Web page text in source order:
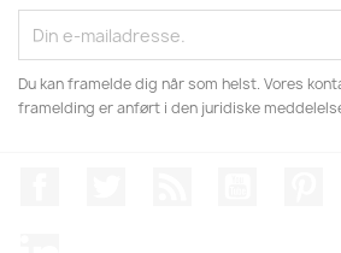
Du kan framelde dig når som helst. Vores
framelding er anført i den juridiske